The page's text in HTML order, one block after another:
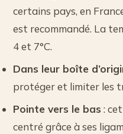
certains pays, en
est recommandé. La
4 et 7°C.
Dans leur boîte
protéger et limiter les
Pointe vers le bas :
centré grâce à ses